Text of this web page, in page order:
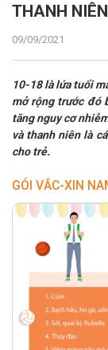
THANH NIÊN
09/09/2021
10-18 là lứa tuổi
mở rộng trước đó
tăng nguy cơ
và thanh niên là
cho trẻ.
GÓI VẮC-XIN